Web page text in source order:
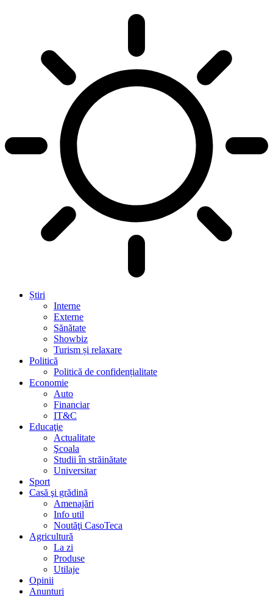
Știri
Interne
Externe
Sănătate
Showbiz
Turism și relaxare
Politică
Politică de confidențialitate
Economie
Auto
Financiar
IT&C
Educaţie
Actualitate
Şcoala
Studii în străinătate
Universitar
Sport
Casă şi grădină
Amenajări
Info util
Noutăţi CasoTeca
Agricultură
La zi
Produse
Utilaje
Opinii
Anunturi